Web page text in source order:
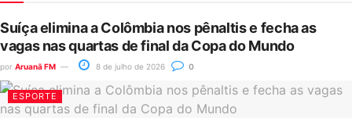
Suíça elimina a Colômbia nos pênaltis e fecha as
vagas nas quartas de final da Copa do Mundo
por Aruanã FM 8 de julho de 2026 0
ESPORTE